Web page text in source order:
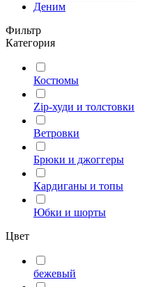
Деним
Фильтр
Категория
Костюмы
Zip-худи и толстовки
Ветровки
Брюки и джоггеры
Кардиганы и топы
Юбки и шорты
Цвет
бежевый